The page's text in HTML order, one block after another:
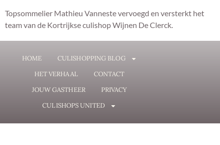
Topsommelier Mathieu Vanneste vervoegd en versterkt het
team van de Kortrijkse culishop Wijnen De Clerck.
HOME
CULISHOPPING BLOG
HET VERHAAL
CONTACT
JOUW GASTHEER
PRIVACY
CULISHOPS UNITED